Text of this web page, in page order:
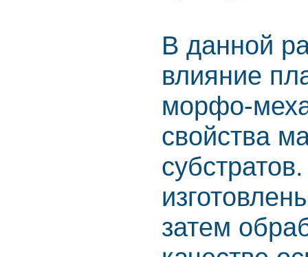
В данной
влияние
морфо-
свойства
затем